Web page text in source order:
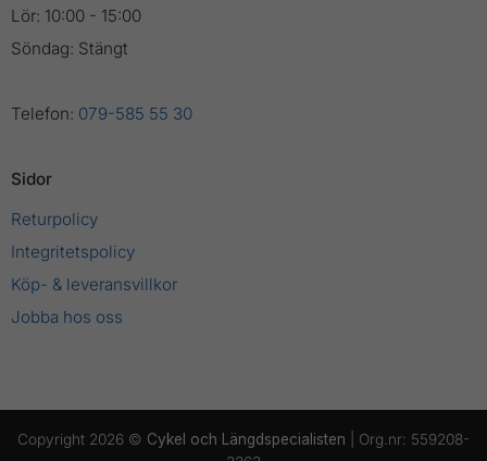
Lör: 10:00 - 15:00
Söndag: Stängt
Telefon: 079-585 55 30
Sidor
Returpolicy
Integritetspolicy
Köp- & leveransvillkor
Jobba hos oss
Copyright 2026 © Cykel och Längdspecialisten | Org.nr: 559208-